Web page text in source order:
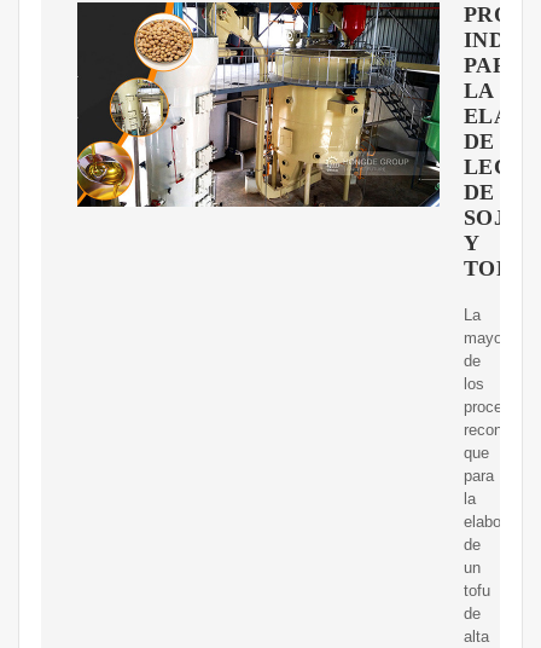
PARA
LA
DE
DE
SOJA
Y
TOFU
La
mayoría
de
los
reconocen
que
para
la
de
un
tofu
de
alta